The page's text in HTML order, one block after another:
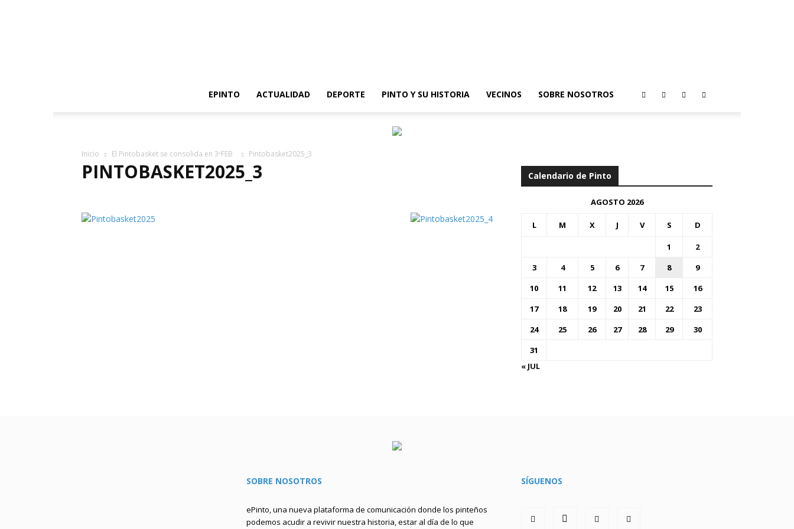
EPINTO
ACTUALIDAD DEPORTE PINTO Y SU HISTORIA VECINOS SOBRE NOSOTROS
Inicio El Pintobasket se consolida en 3ºFEB Pintobasket2025_3
PINTOBASKET2025_3 Calendario de Pinto
AGOSTO 2026
L M X J V S D
1
2
3
4 5 6 7 8
9
10
11 12 13 14 15
16
17
18 19 20 21 22
23
24
25 26 27 28 29
30
31
« JUL
SOBRE NOSOTROS
ePinto, una nueva plataforma de comunicación donde los pinteños
podemos acudir a revivir nuestra historia, estar al día de lo que
SÍGUENOS